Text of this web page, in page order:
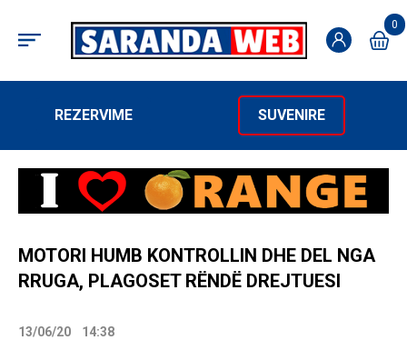
0
REZERVIME SUVENIRE
MOTORI HUMB KONTROLLIN DHE DEL NGA
RRUGA, PLAGOSET RËNDË DREJTUESI
13/06/20 14:38